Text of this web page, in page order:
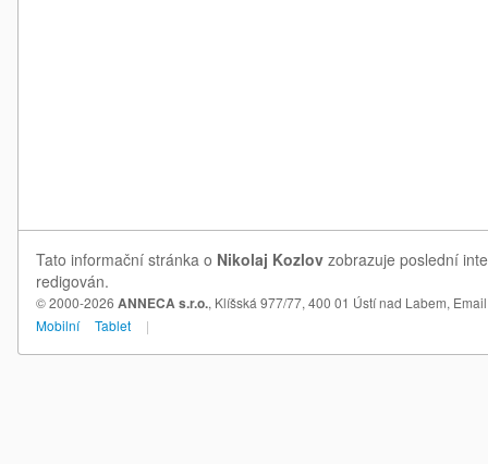
Tato informační stránka o Nikolaj Kozlov zobrazuje poslední
redigován.
© 2000-2026 ANNECA s.r.o., Klíšská 977/77, 400 01 Ústí nad Labem,
Mobilní
Tablet |